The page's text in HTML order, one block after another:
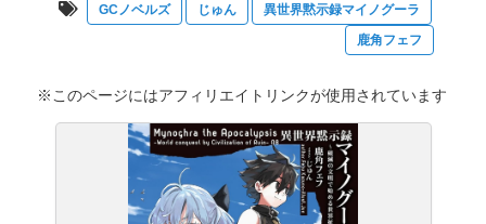
GCノベルズ じゅん
異世界黙示録マイノグーラ
鹿角フェフ
※このページにはアフィリエイトリンクが使用されています